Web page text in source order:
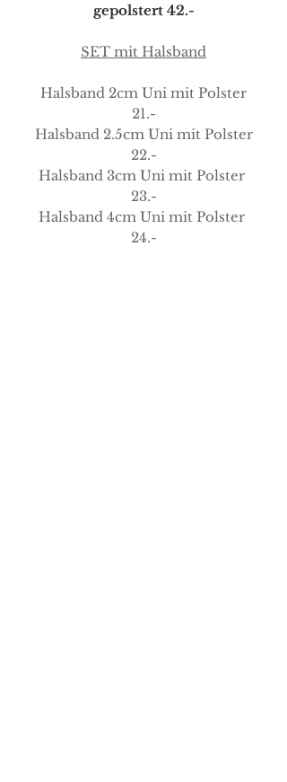
gepolstert 42.-
SET mit Halsband
Halsband 2cm Uni mit Polster
21.-
Halsband 2.5cm Uni mit Polster
22.-
Halsband 3cm Uni mit Polster
23.-
Halsband 4cm Uni mit Polster
24.-